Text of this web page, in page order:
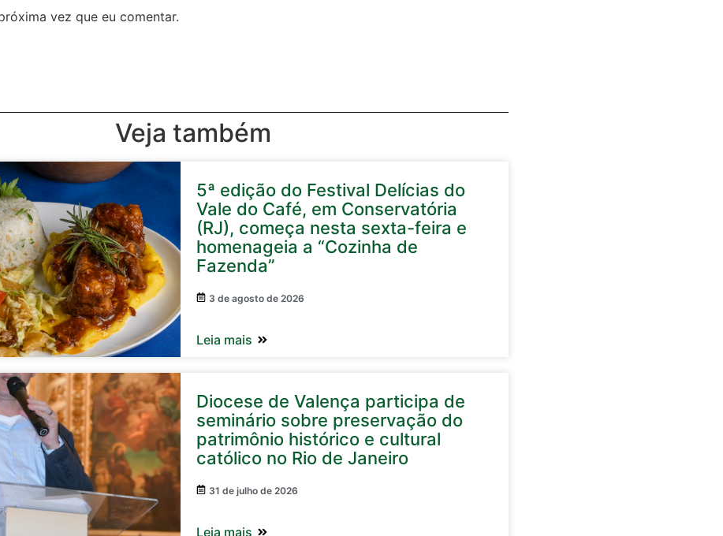
vez que eu comentar.
Veja também
5ª edição do Festival Delícias do
Vale do Café, em Conservatória
(RJ), começa nesta sexta-feira e
homenageia a “Cozinha de
Fazenda”
3 de agosto de 2026
Leia mais
Diocese de Valença participa de
seminário sobre preservação do
patrimônio histórico e cultural
católico no Rio de Janeiro
31 de julho de 2026
Leia mais